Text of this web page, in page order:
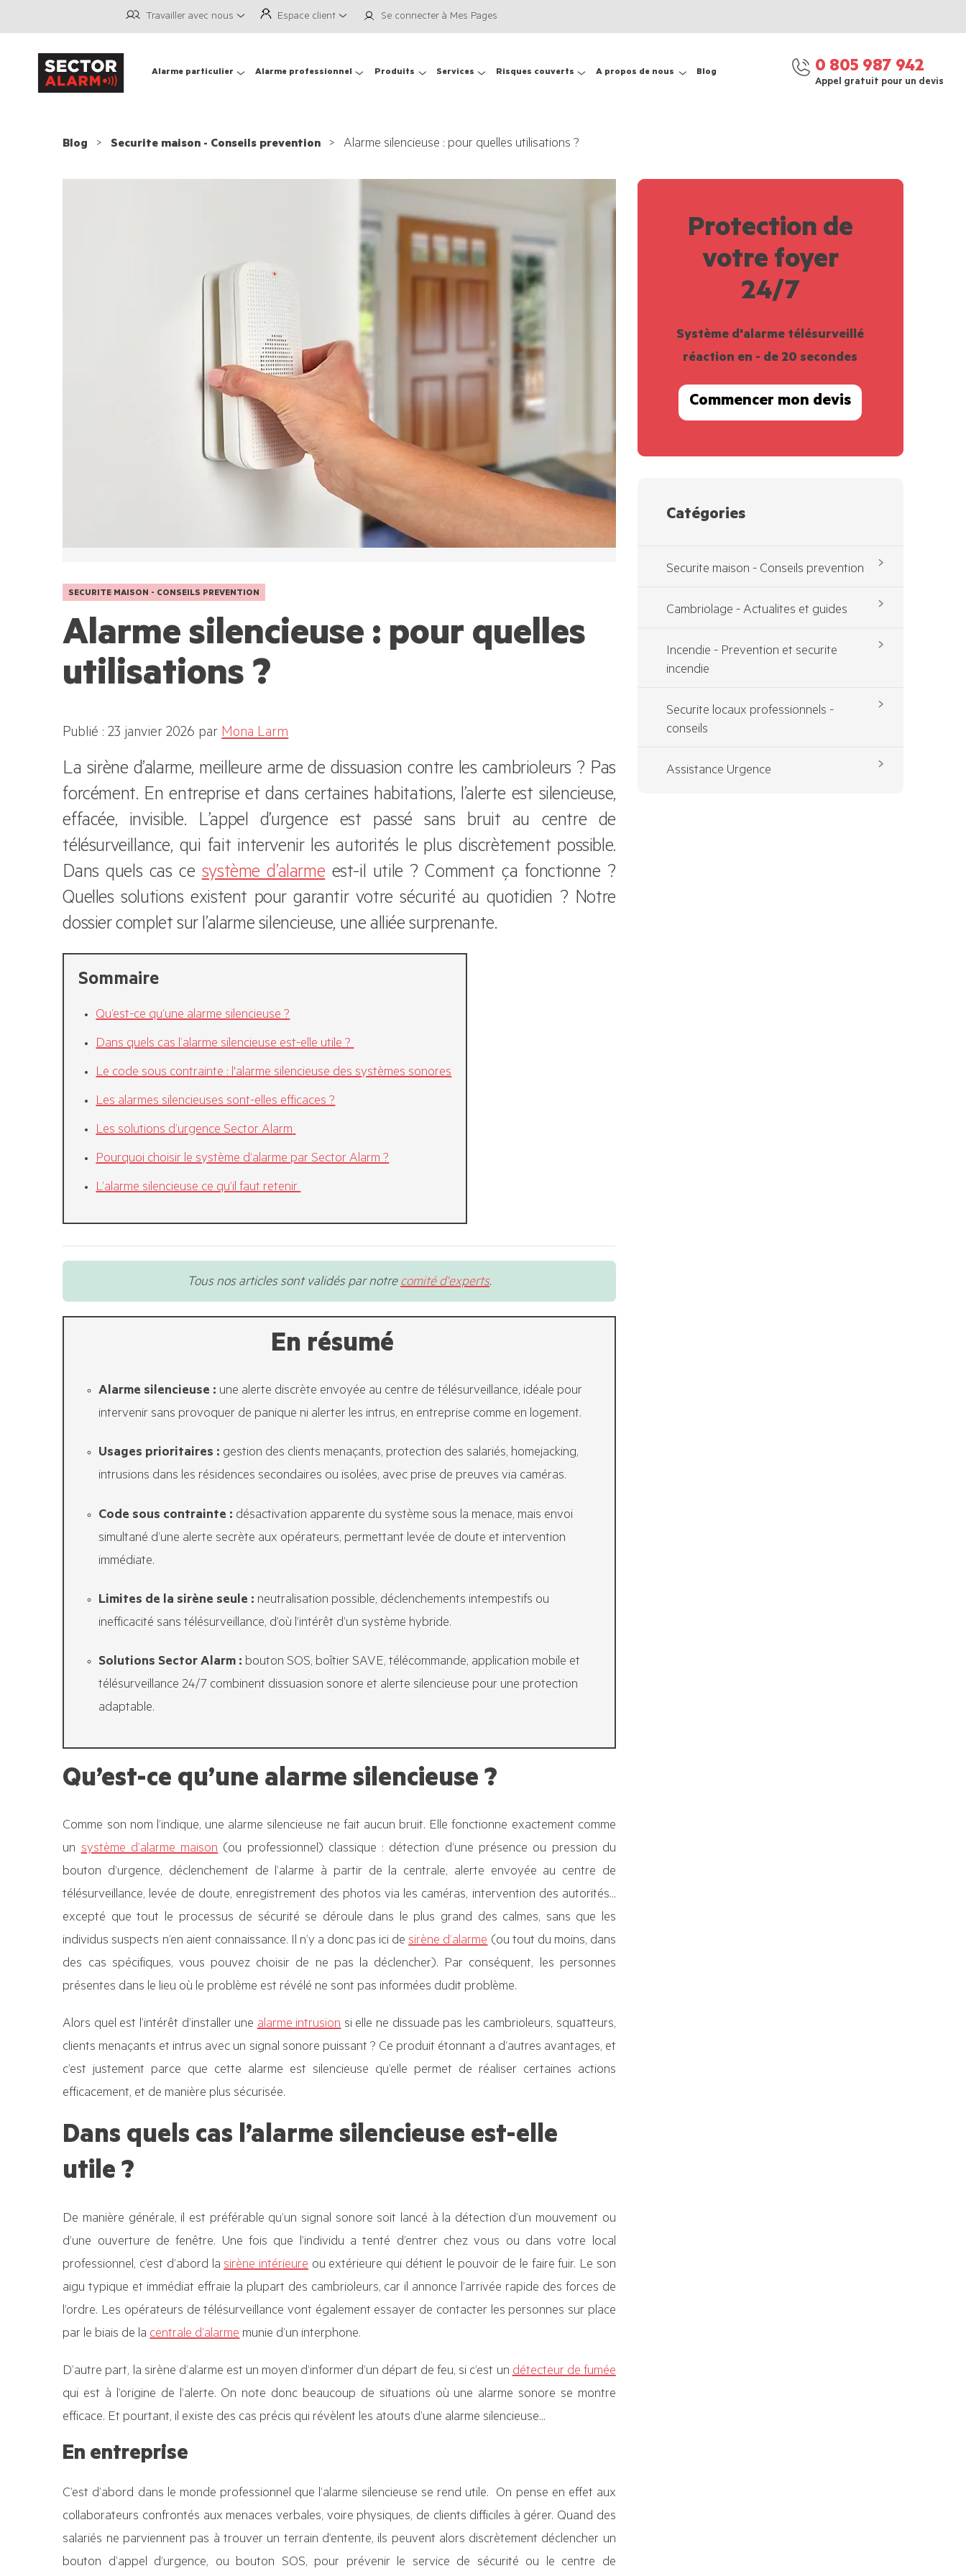
Alarme particulier Alarme professionnel Produits Services Risques couverts A propos de nous Blog 0 805 987 942
Appel gratuit pour un devis
Travailler avec nous Espace client Se connecter à Mes Pages
Blog Securite maison - Conseils prevention Alarme silencieuse : pour quelles utilisations ?
SECURITE MAISON - CONSEILS PREVENTION
Alarme silencieuse : pour quelles
utilisations ?
Publié : 23 janvier 2026 par Mona Larm
La sirène d’alarme, meilleure arme de dissuasion contre les cambrioleurs ? Pas
forcément. En entreprise et dans certaines habitations, l’alerte est silencieuse,
effacée, invisible. L’appel d’urgence est passé sans bruit au centre de
télésurveillance, qui fait intervenir les autorités le plus discrètement possible.
Dans quels cas cesystème d’alarmeest-il utile ? Comment ça fonctionne ?
Quelles solutions existent pour garantir votre sécurité au quotidien ? Notre
dossier complet sur l’alarme silencieuse, une alliée surprenante.
Sommaire
Qu’est-ce qu’une alarme silencieuse ?
Dans quels cas l’alarme silencieuse est-elle utile ?
Le code sous contrainte : l'alarme silencieuse des systèmes sonores
Les alarmes silencieuses sont-elles efficaces ?
Les solutions d’urgence Sector Alarm
Pourquoi choisir le système d’alarme par Sector Alarm ?
L’alarme silencieuse ce qu’il faut retenir
Tous nos articles sont validés par notrecomité d'experts.
En résumé
Alarme silencieuse : une alerte discrète envoyée au centre de télésurveillance, idéale pour
intervenir sans provoquer de panique ni alerter les intrus, en entreprise comme en logement.
Usages prioritaires : gestion des clients menaçants, protection des salariés, homejacking,
intrusions dans les résidences secondaires ou isolées, avec prise de preuves via caméras.
Code sous contrainte : désactivation apparente du système sous la menace, mais envoi
simultané d’une alerte secrète aux opérateurs, permettant levée de doute et intervention
immédiate.
Limites de la sirène seule : neutralisation possible, déclenchements intempestifs ou
inefficacité sans télésurveillance, d’où l’intérêt d’un système hybride.
Solutions Sector Alarm : bouton SOS, boîtier SAVE, télécommande, application mobile et
télésurveillance 24/7 combinent dissuasion sonore et alerte silencieuse pour une protection
adaptable.
Qu’est-ce qu’une alarme silencieuse ?
Comme son nom l’indique, une alarme silencieuse ne fait aucun bruit. Elle fonctionne exactement comme
unsystème d’alarme maison(ou professionnel) classique : détection d’une présence ou pression du
bouton d’urgence, déclenchement de l’alarme à partir de la centrale, alerte envoyée au centre de
télésurveillance, levée de doute, enregistrement des photos via les caméras, intervention des autorités…
excepté que tout le processus de sécurité se déroule dans le plus grand des calmes, sans que les
individus suspects n’en aient connaissance. Il n’y a donc pas ici desirène d’alarme(ou tout du moins, dans
des cas spécifiques, vous pouvez choisir de ne pas la déclencher). Par conséquent, les personnes
présentes dans le lieu où le problème est révélé ne sont pas informées dudit problème.
Alors quel est l’intérêt d’installer unealarme intrusionsi elle ne dissuade pas les cambrioleurs, squatteurs,
clients menaçants et intrus avec un signal sonore puissant ? Ce produit étonnant a d’autres avantages, et
c’est justement parce que cette alarme est silencieuse qu’elle permet de réaliser certaines actions
efficacement, et de manière plus sécurisée.
Dans quels cas l’alarme silencieuse est-elle
utile ?
De manière générale, il est préférable qu’un signal sonore soit lancé à la détection d’un mouvement ou
d’une ouverture de fenêtre. Une fois que l’individu a tenté d’entrer chez vous ou dans votre local
professionnel, c’est d’abord lasirène intérieure ou extérieure qui détient le pouvoir de le faire fuir. Le son
aigu typique et immédiat effraie la plupart des cambrioleurs, car il annonce l’arrivée rapide des forces de
l’ordre. Les opérateurs de télésurveillance vont également essayer de contacter les personnes sur place
par le biais de lacentrale d’alarmemunie d’un interphone.
D’autre part, la sirène d’alarme est un moyen d’informer d’un départ de feu, si c’est undétecteur de fumée
qui est à l’origine de l’alerte. On note donc beaucoup de situations où une alarme sonore se montre
efficace. Et pourtant, il existe des cas précis qui révèlent les atouts d’une alarme silencieuse…
En entreprise
C’est d’abord dans le monde professionnel que l’alarme silencieuse se rend utile. On pense en effet aux
collaborateurs confrontés aux menaces verbales, voire physiques, de clients difficiles à gérer. Quand des
salariés ne parviennent pas à trouver un terrain d’entente, ils peuvent alors discrètement déclencher un
bouton d’appel d’urgence, ou bouton SOS, pour prévenir le service de sécurité ou le centre de
Protection de
votre foyer
24/7
Système d'alarme télésurveillé
réaction en - de 20 secondes
Commencer mon devis
Catégories
Securite maison - Conseils prevention
Cambriolage - Actualites et guides
Incendie - Prevention et securite
incendie
Securite locaux professionnels -
conseils
Assistance Urgence